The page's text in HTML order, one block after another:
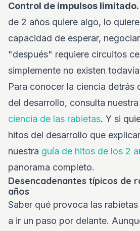
Control de impulsos limitado.
de 2 años quiere algo, lo
capacidad de esperar,
"después" requiere circuitos
simplemente no existen
Para conocer la ciencia detrás
del desarrollo, consulta nuestra
ciencia de las rabietas. Y si
hitos del desarrollo que
nuestra guía de hitos de los 2
panorama completo.
Desencadenantes típicos de
años
Saber qué provoca las
a ir un paso por delante.